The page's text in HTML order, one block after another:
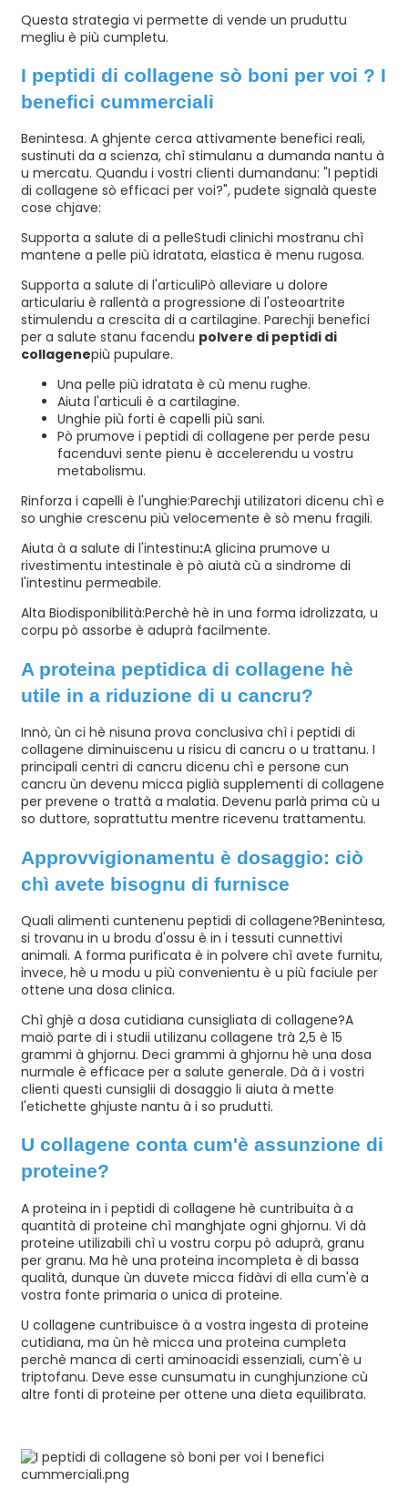
Questa strategia vi permette di vende un pruduttu
megliu è più cumpletu.
I peptidi di collagene sò boni per voi ? I
benefici cummerciali
Benintesa. A ghjente cerca attivamente benefici reali,
sustinuti da a scienza, chì stimulanu a dumanda nantu à
u mercatu. Quandu i vostri clienti dumandanu: "I peptidi
di collagene sò efficaci per voi?", pudete signalà queste
cose chjave:
Supporta a salute di a pelleStudi clinichi mostranu chì
mantene a pelle più idratata, elastica è menu rugosa.
Supporta a salute di l'articuliPò alleviare u dolore
articulariu è rallentà a progressione di l'osteoartrite
stimulendu a crescita di a cartilagine. Parechji benefici
per a salute stanu facendu polvere di peptidi di
collagenepiù pupulare.
Una pelle più idratata è cù menu rughe.
Aiuta l'articuli è a cartilagine.
Unghie più forti è capelli più sani.
Pò prumove i peptidi di collagene per perde pesu
facenduvi sente pienu è accelerendu u vostru
metabolismu.
Rinforza i capelli è l'unghie:Parechji utilizatori dicenu chì e
so unghie crescenu più velocemente è sò menu fragili.
Aiuta à a salute di l'intestinu:A glicina prumove u
rivestimentu intestinale è pò aiutà cù a sindrome di
l'intestinu permeabile.
Alta Biodisponibilità:Perchè hè in una forma idrolizzata, u
corpu pò assorbe è aduprà facilmente.
A proteina peptidica di collagene hè
utile in a riduzione di u cancru?
Innò, ùn ci hè nisuna prova conclusiva chì i peptidi di
collagene diminuiscenu u risicu di cancru o u trattanu. I
principali centri di cancru dicenu chì e persone cun
cancru ùn devenu micca piglià supplementi di collagene
per prevene o trattà a malatia. Devenu parlà prima cù u
so duttore, soprattuttu mentre ricevenu trattamentu.
Approvvigionamentu è dosaggio: ciò
chì avete bisognu di furnisce
Quali alimenti cuntenenu peptidi di collagene?Benintesa,
si trovanu in u brodu d'ossu è in i tessuti cunnettivi
animali. A forma purificata è in polvere chì avete furnitu,
invece, hè u modu u più convenientu è u più faciule per
ottene una dosa clinica.
Chì ghjè a dosa cutidiana cunsigliata di collagene?A
maiò parte di i studii utilizanu collagene trà 2,5 è 15
grammi à ghjornu. Deci grammi à ghjornu hè una dosa
nurmale è efficace per a salute generale. Dà à i vostri
clienti questi cunsiglii di dosaggio li aiuta à mette
l'etichette ghjuste nantu à i so prudutti.
U collagene conta cum'è assunzione di
proteine?
A proteina in i peptidi di collagene hè cuntribuita à a
quantità di proteine ​​chì manghjate ogni ghjornu. Vi dà
proteine ​​utilizabili chì u vostru corpu pò aduprà, granu
per granu. Ma hè una proteina incompleta è di bassa
qualità, dunque ùn duvete micca fidàvi di ella cum'è a
vostra fonte primaria o unica di proteine.
U collagene cuntribuisce à a vostra ingesta di proteine ​​
cutidiana, ma ùn hè micca una proteina cumpleta
perchè manca di certi aminoacidi essenziali, cum'è u
triptofanu. Deve esse cunsumatu in cunghjunzione cù
altre fonti di proteine ​​per ottene una dieta equilibrata.